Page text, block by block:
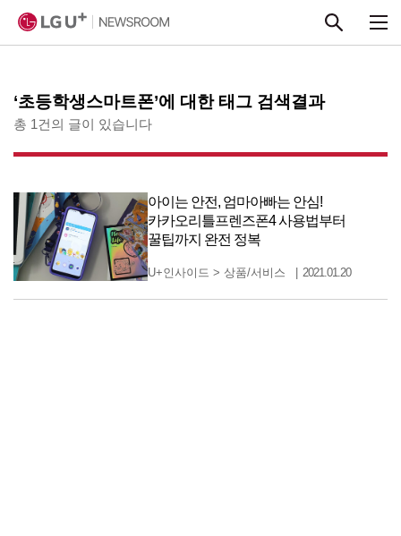
‘초등학생스마트폰’에 대한 태그 검색결과
총 1건의 글이 있습니다
아이는 안전, 엄마아빠는 안심!
카카오리틀프렌즈폰4 사용법부터
꿀팁까지 완전 정복
U+인사이드 >상품/서비스 2021.01.20